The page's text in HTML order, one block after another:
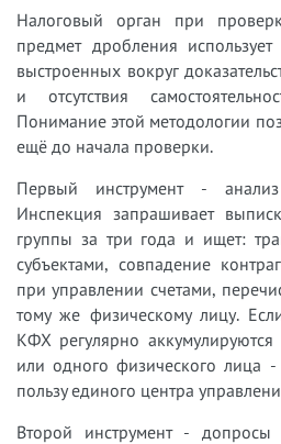
Налоговый орган при
предмет дробления
выстроенных вокруг
и отсутствия
Понимание этой методологии
ещё до начала проверки.
Первый инструмент -
Инспекция запрашивает
группы за три года и ищет:
субъектами, совпадение
при управлении счетами,
тому же физическому лицу.
КФХ регулярно
или одного физического лица
пользу единого центра
Второй инструмент - допросы